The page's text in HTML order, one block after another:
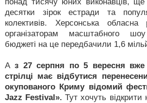
десятки зірок естради та
колективів. Херсонська
організаторам масштабного
бюджеті на це передбачили 1,6
А з 27 серпня по 5 вересня вже
стрілці має відбутися
окупованого Криму відомий
Jazz Festival». Тут хочуть відкрити